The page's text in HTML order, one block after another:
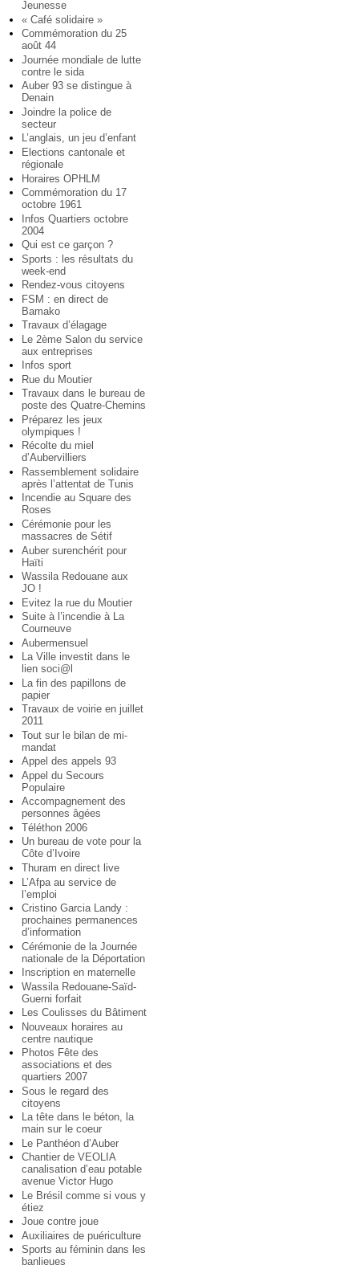
Jeunesse
« Café solidaire »
Commémoration du 25
août 44
Journée mondiale de lutte
contre le sida
Auber 93 se distingue à
Denain
Joindre la police de
secteur
L’anglais, un jeu d’enfant
Elections cantonale et
régionale
Horaires OPHLM
Commémoration du 17
octobre 1961
Infos Quartiers octobre
2004
Qui est ce garçon ?
Sports : les résultats du
week-end
Rendez-vous citoyens
FSM : en direct de
Bamako
Travaux d’élagage
Le 2ème Salon du service
aux entreprises
Infos sport
Rue du Moutier
Travaux dans le bureau de
poste des Quatre-Chemins
Préparez les jeux
olympiques !
Récolte du miel
d’Aubervilliers
Rassemblement solidaire
après l’attentat de Tunis
Incendie au Square des
Roses
Cérémonie pour les
massacres de Sétif
Auber surenchérit pour
Haïti
Wassila Redouane aux
JO !
Evitez la rue du Moutier
Suite à l’incendie à La
Courneuve
Aubermensuel
La Ville investit dans le
lien soci@l
La fin des papillons de
papier
Travaux de voirie en juillet
2011
Tout sur le bilan de mi-
mandat
Appel des appels 93
Appel du Secours
Populaire
Accompagnement des
personnes âgées
Téléthon 2006
Un bureau de vote pour la
Côte d’Ivoire
Thuram en direct live
L’Afpa au service de
l’emploi
Cristino Garcia Landy :
prochaines permanences
d’information
Cérémonie de la Journée
nationale de la Déportation
Inscription en maternelle
Wassila Redouane-Saïd-
Guerni forfait
Les Coulisses du Bâtiment
Nouveaux horaires au
centre nautique
Photos Fête des
associations et des
quartiers 2007
Sous le regard des
citoyens
La tête dans le béton, la
main sur le coeur
Le Panthéon d’Auber
Chantier de VEOLIA
canalisation d’eau potable
avenue Victor Hugo
Le Brésil comme si vous y
étiez
Joue contre joue
Auxiliaires de puériculture
Sports au féminin dans les
banlieues